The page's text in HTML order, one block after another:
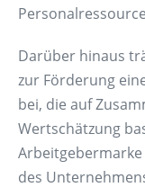
Darüber hinaus
zur Förderung
bei, die auf
Wertschätzung
des